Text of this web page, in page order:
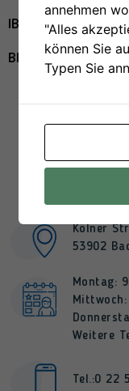
IBAN: DE50 3825
BIC: WELADED1EUS
Kölner
53902
Montag:
Weitere
Tel.:0 22
annehmen
"Alles
können Sie
Typen Sie